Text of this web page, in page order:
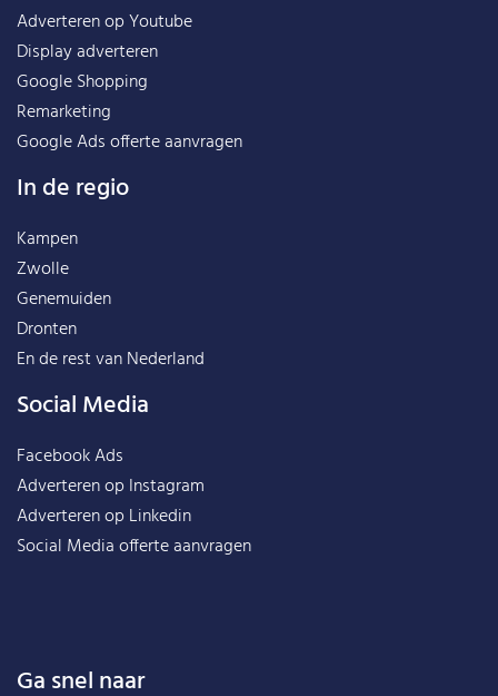
Adverteren op Youtube
Display adverteren
Google Shopping
Remarketing
Google Ads offerte aanvragen
In de regio
Kampen
Zwolle
Genemuiden
Dronten
En de rest vanNederland
Social Media
Facebook Ads
Adverteren op Instagram
Adverteren op Linkedin
Social Media offerte aanvragen
Ga snel naar